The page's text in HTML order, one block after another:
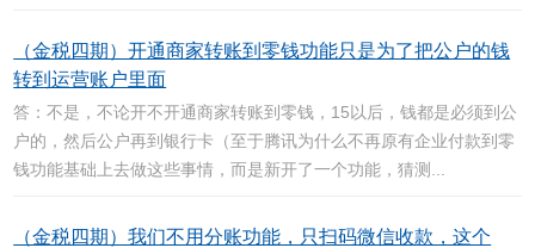
（金税四期）开通商家转账到零钱功能只是为了把公户的钱
转到运营账户里面
答：不是，不论开不开通商家转账到零钱，15以后，钱都是必须到公
户的，然后公户再到银行卡（至于腾讯为什么不再原有企业付款到零
钱功能基础上去做这些事情，而是新开了一个功能，猜测...
（金税四期）我们不用分账功能，只扫码微信收款，这个